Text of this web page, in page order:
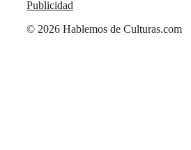
Publicidad
© 2026 Hablemos de Culturas.com